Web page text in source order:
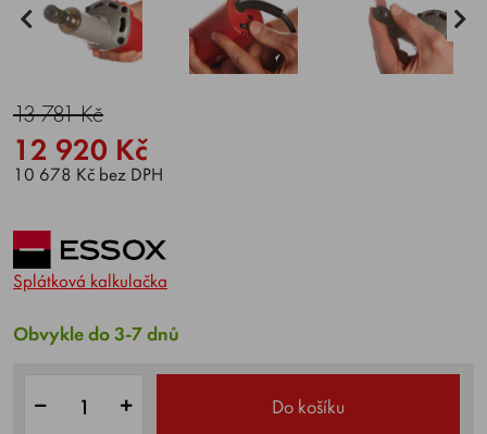
13 781 Kč
12 920 Kč
10 678 Kč bez DPH
Splátková kalkulačka
Obvykle do 3-7 dnů
Do košíku